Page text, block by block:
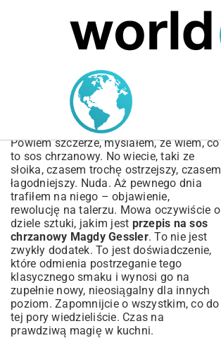
MARIUSZ ŁAMAGA 05.10.2025
Przepis na sos chrzanowy
Magdy Gessler – Sekretny
Składnik!
Powiem szczerze, myślałem, że wiem, co
to sos chrzanowy. No wiecie, taki ze
słoika, czasem trochę ostrzejszy, czasem
łagodniejszy. Nuda. Aż pewnego dnia
trafiłem na niego – objawienie,
rewolucję na talerzu. Mowa oczywiście o
dziele sztuki, jakim jest przepis na sos
chrzanowy Magdy Gessler. To nie jest
zwykły dodatek. To jest doświadczenie,
które odmienia postrzeganie tego
klasycznego smaku i wynosi go na
zupełnie nowy, nieosiągalny dla innych
poziom. Zapomnijcie o wszystkim, co do
tej pory wiedzieliście. Czas na
prawdziwą magię w kuchni.